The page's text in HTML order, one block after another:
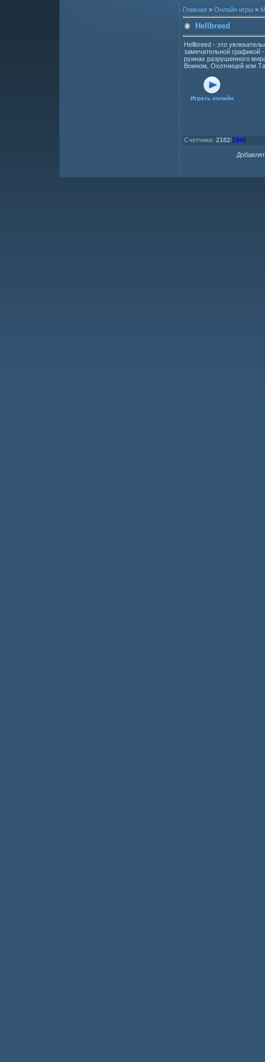
Главная » Онлайн игры »
Hellbreed
Hellbreed - это
замечательной графикой
руинах разрушенного
Воином, Охотницей или
Играть онлайн
Счетчики: 2182/1940